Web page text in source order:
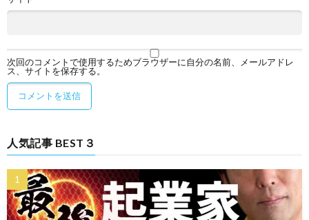
次回のコメントで使用するためブラウザーに自分の名前、メールアドレ
ス、サイトを保存する。
人気記事 BEST３